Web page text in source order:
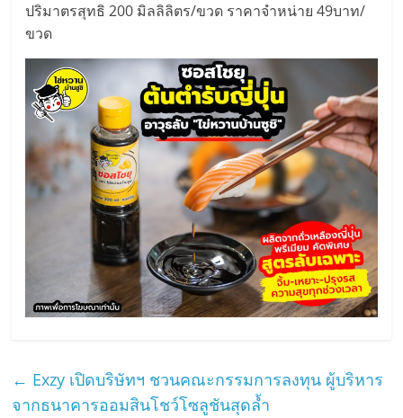
ปริมาตรสุทธิ 200 มิลลิลิตร/ขวด ราคาจำหน่าย 49บาท/
ขวด
← Exzy เปิดบริษัทฯ ชวนคณะกรรมการลงทุน ผู้บริหาร
จากธนาคารออมสินโชว์โซลูชันสุดล้ำ